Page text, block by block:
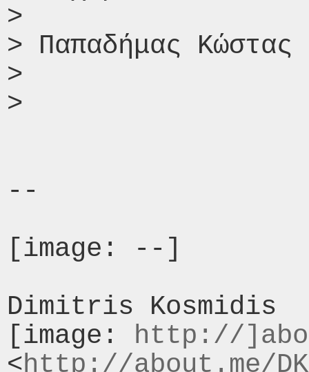
>
> Παπαδήμας Κώστας
>
>
--
[image: --]
Dimitris Kosmidis
[image: http://
<http://about.me/